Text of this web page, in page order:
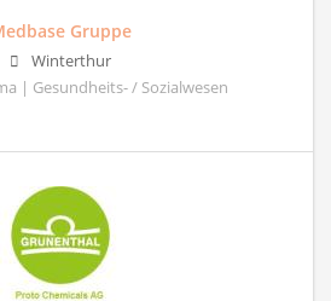
Gruppe
Winterthur
| Gesundheits- / Sozialwesen